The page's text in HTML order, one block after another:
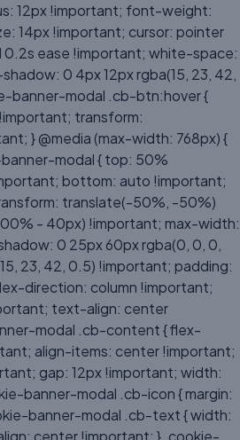
12px !important; font-weight:
14px !important; cursor: pointer
0.2s ease !important; white-space:
0 4px 12px rgba(15, 23, 42,
banner-modal .cb-btn:hover {
transform:
} @media (max-width: 768px) {
modal { top: 50%
bottom: auto !important;
translate(-50%, -50%)
- 40px) !important; max-width:
0 25px 60px rgba(0, 0, 0,
23, 42, 0.5) !important; padding:
direction: column !important;
text-align: center
modal .cb-content { flex-
align-items: center !important;
gap: 12px !important; width:
banner-modal .cb-icon { margin:
banner-modal .cb-text { width: